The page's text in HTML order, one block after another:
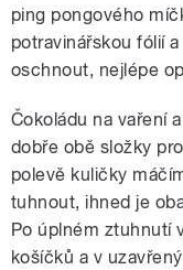
ping pongového
potravinářskou fólií
oschnout, nejlépe
Čokoládu na vaření
dobře obě složky
polevě kuličky
tuhnout, ihned je
Po úplném ztuhnutí
košíčků a v